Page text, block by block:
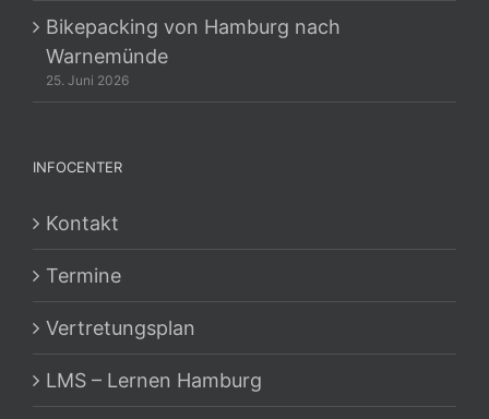
Bikepacking von Hamburg nach
Warnemünde
25. Juni 2026
INFOCENTER
Kontakt
Termine
Vertretungsplan
LMS – Lernen Hamburg